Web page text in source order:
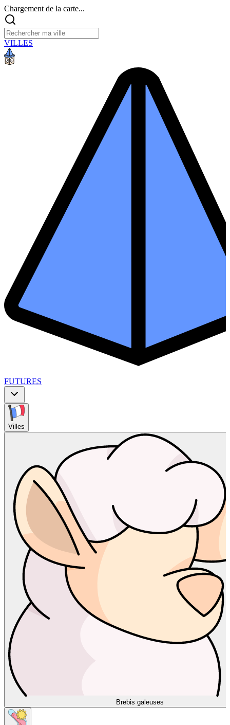
Chargement de la carte...
VILLES
FUTURES
Villes
Brebis galeuses